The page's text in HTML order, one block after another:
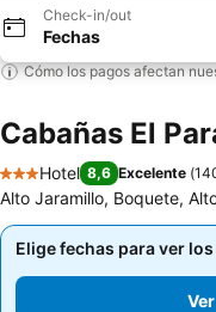
Check-in/out
Fechas
Cómo los pagos afectan
Cabañas El
3 Estrellas
Hotel 8,6 Excelente (
Alto Jaramillo, Boquete,
Elige fechas para ver
Elige fechas para ver